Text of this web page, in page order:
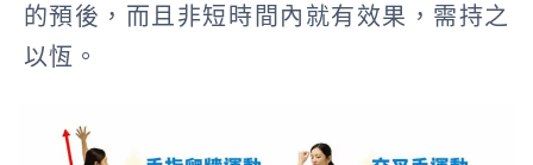
的預後，而且非短時間內就有效果，需持之
以恆。